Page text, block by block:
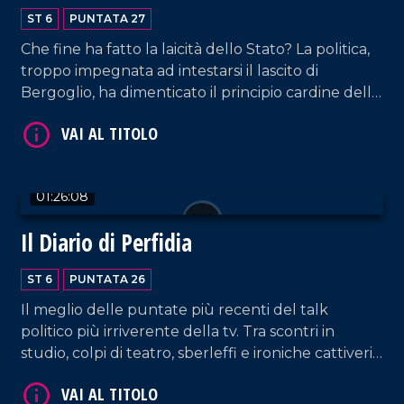
ST 6 PUNTATA 27
Che fine ha fatto la laicità dello Stato? La politica,
troppo impegnata ad intestarsi il lascito di
Bergoglio, ha dimenticato il principio cardine della
alla leadership della Chiesa che offende le
01:26:08
Il Diario di Perfidia
ST 6 PUNTATA 26
Il meglio delle puntate più recenti del talk
politico più irriverente della tv. Tra scontri in
studio, colpi di teatro, sberleffi e ironiche cattiverie
VAI AL TITOLO
VAI AL TITOLO